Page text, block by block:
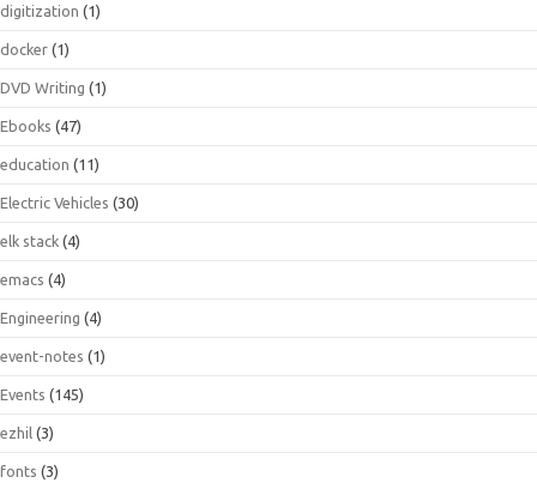
digitization (1)
docker (1)
DVD Writing (1)
Ebooks (47)
education (11)
Electric Vehicles (30)
elk stack (4)
emacs (4)
Engineering (4)
event-notes (1)
Events (145)
ezhil (3)
fonts (3)